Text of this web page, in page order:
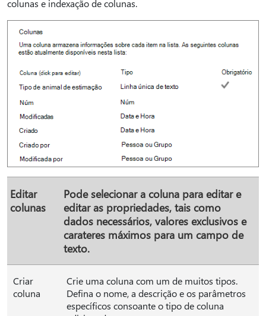
colunas e indexação de colunas.
Editar
colunas
Pode selecionar a coluna para editar e
editar as propriedades, tais como
dados necessários, valores exclusivos e
carateres máximos para um campo de
texto.
Criar
coluna
Crie uma coluna com um de muitos tipos.
Defina o nome, a descrição e os parâmetros
específicos consoante o tipo de coluna